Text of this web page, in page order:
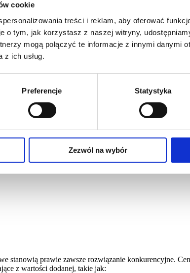
cookie
treści i reklam, aby oferować
o tym, jak korzystasz z naszej witryny,
mogą połączyć te informacje z innymi danymi
z ich usług.
Preferencje Statystyka
Zezwól na wybór
prawie zawsze rozwiązanie konkurencyjne.
z wartości dodanej, takie jak: